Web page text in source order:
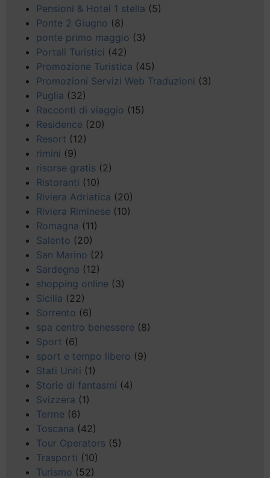
Pensioni & Hotel 1 stella (5)
Ponte 2 Giugno (8)
ponte primo maggio (3)
Portali Turistici (42)
Promozione Turistica (45)
Promozioni Servizi Web Traduzioni (3)
Puglia (32)
Racconti di viaggio (15)
Residence (20)
Resort (12)
rimini (9)
risorse gratis (2)
Ristoranti (10)
Riviera Adriatica (20)
Riviera Riminese (10)
Romagna (11)
Salento (20)
San Marino (2)
Sardegna (12)
shopping online (3)
Sicilia (22)
Sorrento (6)
spa centro benessere (8)
Sport (6)
sport e tempo libero (9)
Stati Uniti (1)
Storie di fantasmi (4)
Svizzera (1)
Terme (6)
Toscana (42)
Tour Operators (5)
Trasporti (10)
Turismo (52)